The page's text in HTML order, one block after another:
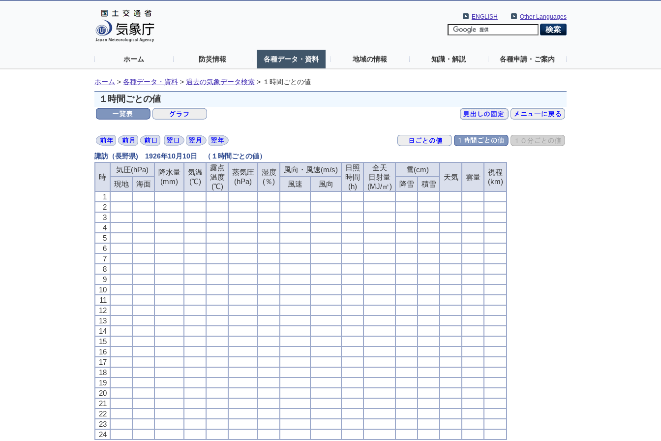
Other Languages
ENGLISH
ホーム 防災情報 各種データ・資料 地域の情報 知識・解説 各種申請・ご案内
ホーム > 各種データ・資料 > 過去の気象データ検索 > １時間ごとの値
１時間ごとの値
諏訪（長野県) 1926年10月10日 （１時間ごとの値）
時
気圧(hPa)
降水量
(mm)
気温
(℃)
露点
温度
(℃)
蒸気圧
(hPa)
湿度
(％)
風向・風速(m/s)
日照
時間
(h)
全天
日射量
(MJ/㎡)
雪(cm)
天気
雲量
視程
(km)
現地 海面 風速 風向 降雪
積雪
1
2
3
4
5
6
7
8
9
10
11
12
13
14
15
16
17
18
19
20
21
22
23
24